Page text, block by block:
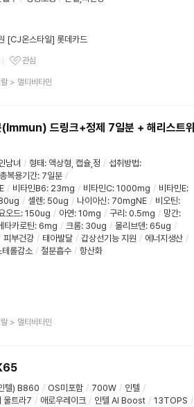
[CJ온스타일] 롯데카드
관심상품
관심
> 멀티비타민
(Immun) 드링크+정제 7일분 + 해리스트위
남녀 / 형태 : 액상형 캡슐,정 / 섭취방법:
총복용기간: 7일분 /
/ 비타민B6: 23mg / 비타민C: 1000mg / 비타민E:
/ 셀렌: 50ug / 나이아신 : 70mgNE / 비오틴:
오드: 150ug / 아연: 10mg / 구리 : 0.5mg / 망간:
타카로틴: 6mg / 크롬: 30ug / 몰리브덴: 65ug /
피부건강 / 태아발달 / 갑상선기능 지원 / 에너지생산 /
테롤감소 / 철분흡수 / 항산화
> 멀티비타민
텔) B860 / OS미포함 / 700W / 인텔 /
울트라7 / 애로우레이크 / 인텔 AI Boost / 13TOPS /